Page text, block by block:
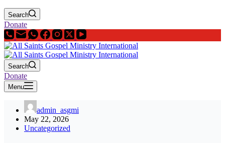
Search
Donate
Search
Donate
Menu
admin_asgmi
May 22, 2026
Uncategorized